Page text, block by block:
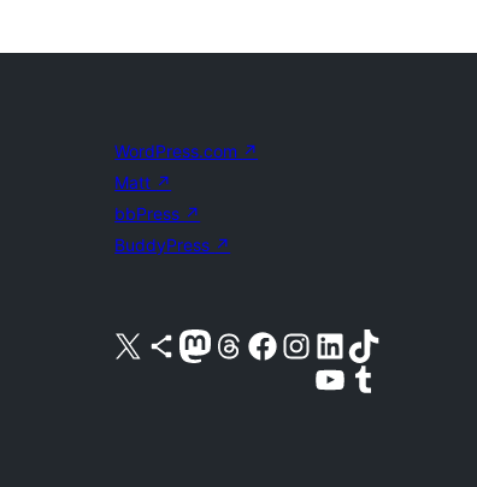
WordPress.com ↗
Matt ↗
bbPress ↗
BuddyPress ↗
Acessar nossa conta do X (antigo Twitter)
Acessar nossa conta do Bluesky
Acessar nossa conta do Mastodon
Acessar nossa conta do Threads
Acessar nossa página do Facebook
Acessar nossa conta do Instagram
Acessar nossa conta do LinkedIn
Acessar nossa conta do TikTok
Acessar nosso canal do YouTube
Acessar nossa conta no Tumblr